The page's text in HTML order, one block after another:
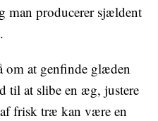
man producerer sjældent
om at genfinde glæden
til at slibe en æg, justere
frisk træ kan være en